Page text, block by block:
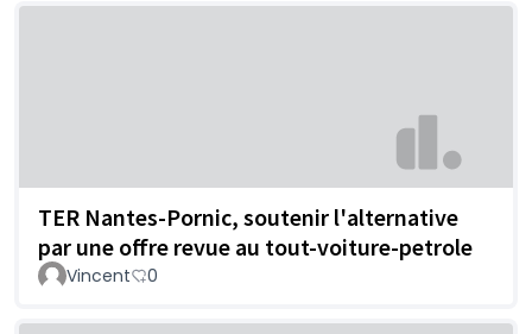
TER Nantes-Pornic, soutenir l'alternative
par une offre revue au tout-voiture-petrole
Vincent 0